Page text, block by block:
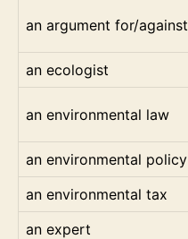
an argument for/against
an ecologist
an environmental law
an environmental policy
an environmental tax
an expert